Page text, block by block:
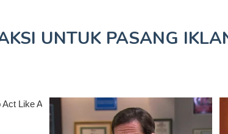
UNTUK PASANG